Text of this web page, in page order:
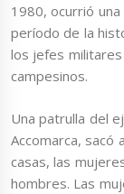
1980, ocurrió
período de la
los jefes
campesinos.
Una patrulla del
Accomarca, sacó
casas, las
hombres. Las